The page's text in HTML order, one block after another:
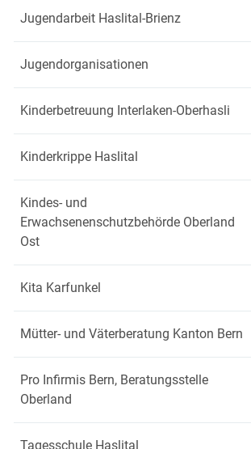
Jugendarbeit Haslital-Brienz
Jugendorganisationen
Kinderbetreuung Interlaken-Oberhasli
Kinderkrippe Haslital
Kindes- und
Erwachsenenschutzbehörde Oberland
Ost
Kita Karfunkel
Mütter- und Väterberatung Kanton Bern
Pro Infirmis Bern, Beratungsstelle
Oberland
Tagesschule Haslital